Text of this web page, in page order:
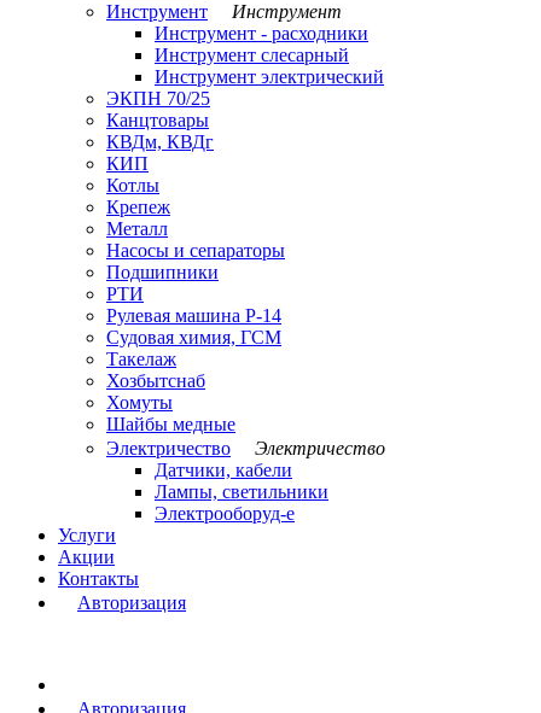
Инструмент
Инструмент
Инструмент - расходники
Инструмент слесарный
Инструмент электрический
ЭКПН 70/25
Канцтовары
КВДм, КВДг
КИП
Котлы
Крепеж
Металл
Насосы и сепараторы
Подшипники
РТИ
Рулевая машина Р-14
Судовая химия, ГСМ
Такелаж
Хозбытснаб
Хомуты
Шайбы медные
Электричество
Электричество
Датчики, кабели
Лампы, светильники
Электрооборуд-е
Услуги
Акции
Контакты
Авторизация
Авторизация